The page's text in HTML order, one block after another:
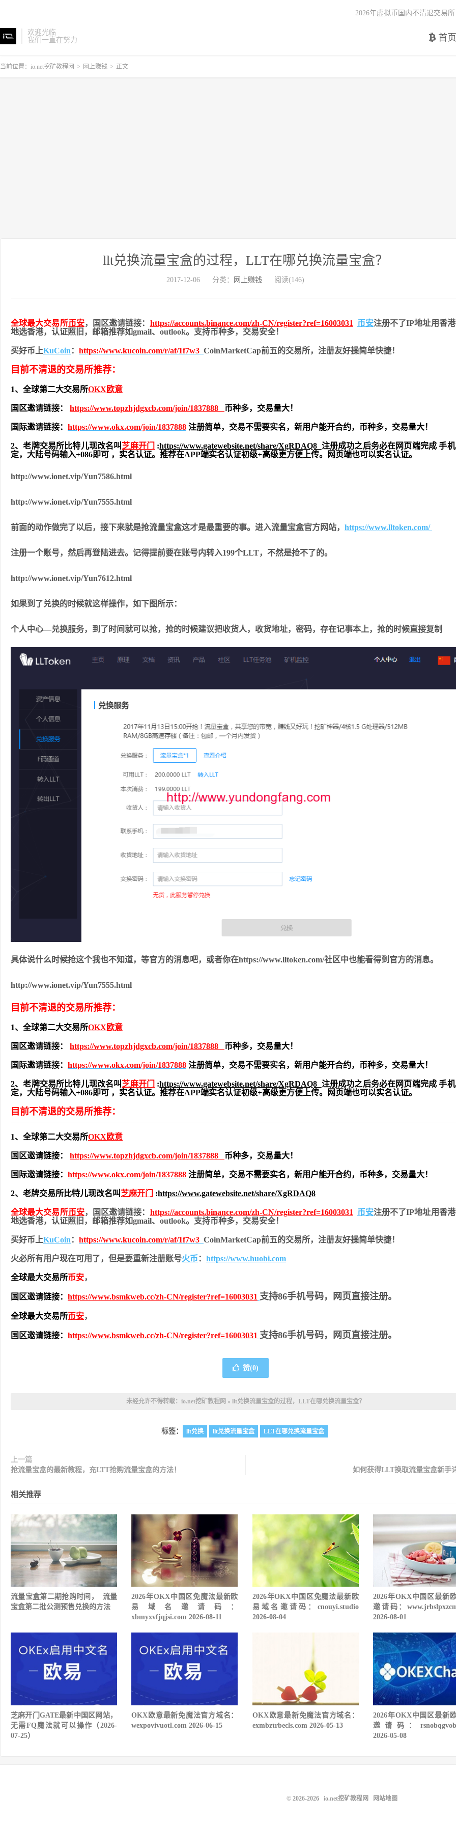
欢迎光临
我们一直在努力
首页
2026年虚拟币国内不清退交易所
当前位置： io.net挖矿教程网 > 网上赚钱 > 正文
llt兑换流量宝盒的过程，LLT在哪兑换流量宝盒？
2017-12-06 分类： 网上赚钱 阅读(146)
全球最大交易所币安，国区邀请链接： https://accounts.binance.com/zh-CN/register?ref=16003031 币安注册不了IP地址用香
地选香港，认证照旧， 邮箱推荐如gmail、outlook。支持币种多，交易安全！
买好币上KuCoin ： https://www.kucoin.com/r/af/1f7w3 CoinMarketCap前五的交易所，注册友好操简单快捷！
目前不清退的交易所推荐：
1、全球第二大交易所OKX欧意
国区邀请链接： https://www.topzhjdgxcb.com/join/1837888 币种多，交易量大！
国际邀请链接： https://www.okx.com/join/1837888 注册简单，交易不需要实名，新用户能开合约， 币种多，交易量大！
2、老牌交易所比特儿现改名叫 芝麻开门 :https://www.gatewebsite.net/share/XgRDAQ8 注册成功之后务必在网页端完成 手
定，大陆号码输入+086即可 ，实名认证。推荐在APP端实名认证初级+高级更方便上传。网页端也可以实名认证。
http://www.ionet.vip/Yun7586.html
http://www.ionet.vip/Yun7555.html
前面的动作做完了以后，接下来就是抢流量宝盒这才是最重要的事。进入流量宝盒官方网站， https://www.lltoken.com/
注册一个账号，然后再登陆进去。记得提前要在账号内转入199个LLT，不然是抢不了的。
http://www.ionet.vip/Yun7612.html
如果到了兑换的时候就这样操作，如下图所示：
个人中心—兑换服务，到了时间就可以抢，抢的时候建议把收货人，收货地址，密码，存在记事本上，抢的时候直接复制
具体说什么时候抢这个我也不知道，等官方的消息吧，或者你在https://www.lltoken.com/社区中也能看得到官方的消息。
http://www.ionet.vip/Yun7555.html
目前不清退的交易所推荐：
1、全球第二大交易所OKX欧意
国区邀请链接： https://www.topzhjdgxcb.com/join/1837888 币种多，交易量大！
国际邀请链接： https://www.okx.com/join/1837888 注册简单，交易不需要实名，新用户能开合约， 币种多，交易量大！
2、老牌交易所比特儿现改名叫 芝麻开门 :https://www.gatewebsite.net/share/XgRDAQ8 注册成功之后务必在网页端完成 手
定，大陆号码输入+086即可 ，实名认证。推荐在APP端实名认证初级+高级更方便上传。网页端也可以实名认证。
目前不清退的交易所推荐：
1、全球第二大交易所OKX欧意
国区邀请链接： https://www.topzhjdgxcb.com/join/1837888 币种多，交易量大！
国际邀请链接： https://www.okx.com/join/1837888 注册简单，交易不需要实名，新用户能开合约， 币种多，交易量大！
2、老牌交易所比特儿现改名叫 芝麻开门 :https://www.gatewebsite.net/share/XgRDAQ8
全球最大交易所币安，国区邀请链接： https://accounts.binance.com/zh-CN/register?ref=16003031 币安注册不了IP地址用香
地选香港，认证照旧， 邮箱推荐如gmail、outlook。支持币种多，交易安全！
买好币上KuCoin ： https://www.kucoin.com/r/af/1f7w3 CoinMarketCap前五的交易所，注册友好操简单快捷！
火必所有用户现在可用了，但是要重新注册账号火币 ： https://www.huobi.com
全球最大交易所币安，
国区邀请链接： https://www.bsmkweb.cc/zh-CN/register?ref=16003031 支持86手机号码，网页直接注册。
全球最大交易所币安，
国区邀请链接： https://www.bsmkweb.cc/zh-CN/register?ref=16003031 支持86手机号码，网页直接注册。
赞(0)
未经允许不得转载： io.net挖矿教程网 » llt兑换流量宝盒的过程，LLT在哪兑换流量宝盒？
标签： llt兑换 llt兑换流量宝盒 LLT在哪兑换流量宝盒
上一篇
抢流量宝盒的最新教程，充LTT抢购流量宝盒的方法！
如何获得LLT换取流量宝盒新手
相关推荐
流量宝盒第二期抢购时间， 流量
宝盒第二批公测预售兑换的方法
2026年OKX中国区免魔法最新欧
易域名邀请码：
xbmyxvfjqjsi.com 2026-08-11
2026年OKX中国区免魔法最新欧
易域名邀请码：cnouyi.studio
2026-08-04
2026年OKX中国区最新
邀请码：
2026-08-01
芝麻开门GATE最新中国区网站，
无需FQ魔法就可以操作（2026-
07-25）
OKX欧意最新免魔法官方域名：
wexpovivuotl.com 2026-06-15
OKX欧意最新免魔法官方域名：
exmbztrbecls.com 2026-05-13
2026年OKX中国区最新
邀请码：
2026-05-08
© 2026-2026 io.net挖矿教程网 网站地图